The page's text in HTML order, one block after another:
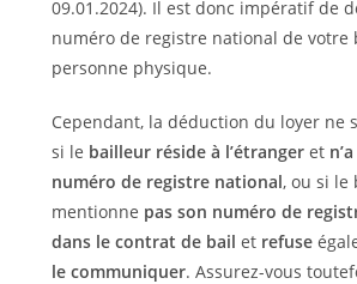
09.01.2024). Il est donc impératif de
numéro de registre national de votre
personne physique.
Cependant, la déduction du loyer ne
si le bailleur réside à l’étranger et
numéro de registre national, ou si le
mentionne pas son numéro de
dans le contrat de bail et refuse
le communiquer. Assurez-vous